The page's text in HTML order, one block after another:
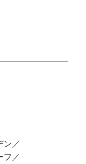
ン／
フ／